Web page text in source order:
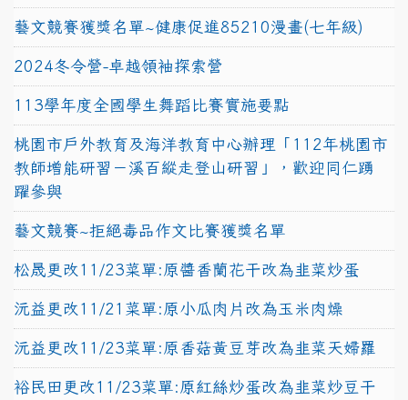
藝文競賽獲獎名單~健康促進85210漫畫(七年級)
2024冬令營-卓越領袖探索營
113學年度全國學生舞蹈比賽實施要點
桃園市戶外教育及海洋教育中心辦理「112年桃園市
教師增能研習－溪百縱走登山研習」，歡迎同仁踴
躍參與
藝文競賽~拒絕毒品作文比賽獲獎名單
松晟更改11/23菜單:原醬香蘭花干改為韭菜炒蛋
沅益更改11/21菜單:原小瓜肉片改為玉米肉燥
沅益更改11/23菜單:原香菇黃豆芽改為韭菜天婦羅
裕民田更改11/23菜單:原紅絲炒蛋改為韭菜炒豆干